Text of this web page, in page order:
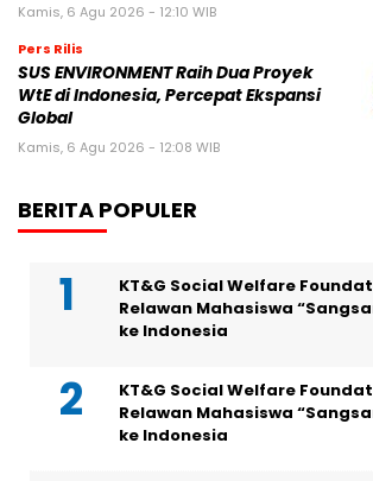
Kamis, 6 Agu 2026 - 12:10 WIB
Pers Rilis
SUS ENVIRONMENT Raih Dua Proyek
WtE di Indonesia, Percepat Ekspansi
Global
Kamis, 6 Agu 2026 - 12:08 WIB
BERITA POPULER
KT&G Social Welfare
Relawan Mahasiswa
ke Indonesia
KT&G Social Welfare
Relawan Mahasiswa
ke Indonesia